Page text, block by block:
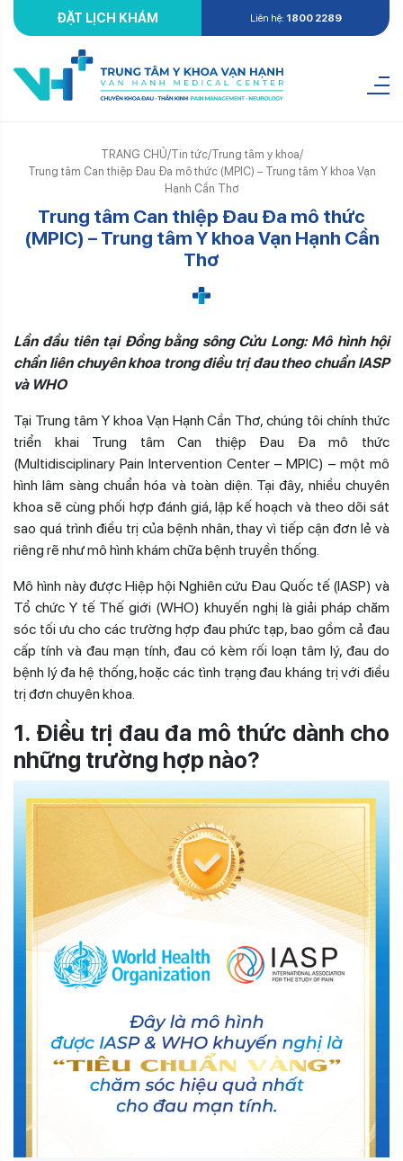
ĐẶT LỊCH KHÁM Liên hệ: 1800 2289
TRANG CHỦ/Tin tức/Trung tâm y khoa/
Trung tâm Can thiệp Đau Đa mô thức (MPIC) – Trung tâm Y khoa Vạn
Hạnh Cần Thơ
Trung tâm Can thiệp Đau Đa mô thức
(MPIC) – Trung tâm Y khoa Vạn Hạnh Cần
Thơ
Lần đầu tiên tại Đồng bằng sông Cửu Long: Mô hình hội
chẩn liên chuyên khoa trong điều trị đau theo chuẩn IASP
và WHO
Tại Trung tâm Y khoa Vạn Hạnh Cần Thơ, chúng tôi chính thức
triển khai Trung tâm Can thiệp Đau Đa mô thức
(Multidisciplinary Pain Intervention Center – MPIC) – một mô
hình lâm sàng chuẩn hóa và toàn diện. Tại đây, nhiều chuyên
khoa sẽ cùng phối hợp đánh giá, lập kế hoạch và theo dõi sát
sao quá trình điều trị của bệnh nhân, thay vì tiếp cận đơn lẻ và
riêng rẽ như mô hình khám chữa bệnh truyền thống.
Mô hình này được Hiệp hội Nghiên cứu Đau Quốc tế (IASP) và
Tổ chức Y tế Thế giới (WHO) khuyến nghị là giải pháp chăm
sóc tối ưu cho các trường hợp đau phức tạp, bao gồm cả đau
cấp tính và đau mạn tính, đau có kèm rối loạn tâm lý, đau do
bệnh lý đa hệ thống, hoặc các tình trạng đau kháng trị với điều
trị đơn chuyên khoa.
1. Điều trị đau đa mô thức dành cho
những trường hợp nào?